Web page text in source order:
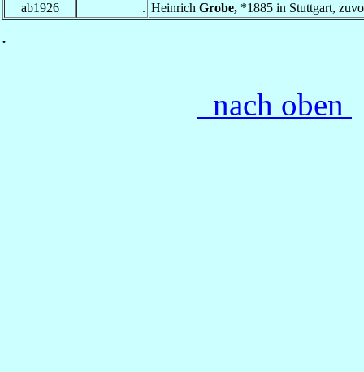
ab1926
. Heinrich Grobe, *1885 in Stuttgart,
.
nach oben